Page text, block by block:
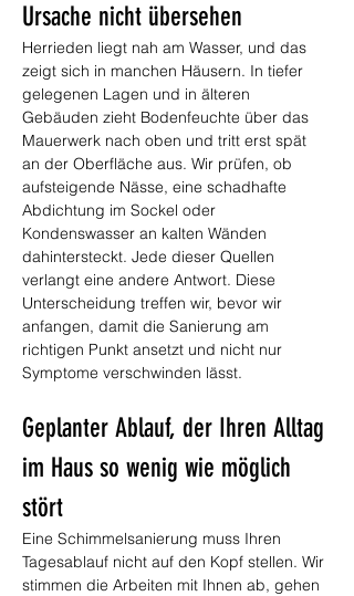
Ursache nicht übersehen
Herrieden liegt nah am Wasser, und das
zeigt sich in manchen Häusern. In tiefer
gelegenen Lagen und in älteren
Gebäuden zieht Bodenfeuchte über das
Mauerwerk nach oben und tritt erst spät
an der Oberfläche aus. Wir prüfen, ob
aufsteigende Nässe, eine schadhafte
Abdichtung im Sockel oder
Kondenswasser an kalten Wänden
dahintersteckt. Jede dieser Quellen
verlangt eine andere Antwort. Diese
Unterscheidung treffen wir, bevor wir
anfangen, damit die Sanierung am
richtigen Punkt ansetzt und nicht nur
Symptome verschwinden lässt.
Geplanter Ablauf, der Ihren Alltag
im Haus so wenig wie möglich
stört
Eine Schimmelsanierung muss Ihren
Tagesablauf nicht auf den Kopf stellen. Wir
stimmen die Arbeiten mit Ihnen ab, gehen